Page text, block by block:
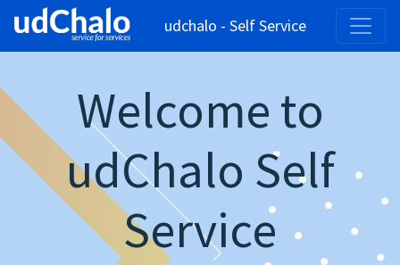
udchalo - Self Service
Welcome to
udChalo Self
Service